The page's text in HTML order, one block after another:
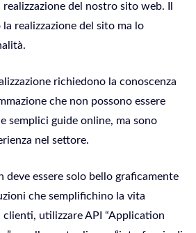
del nostro sito web. Il
realizzazione del sito ma lo
richiedono la conoscenza
che non possono essere
semplici guide online, ma sono
nel settore.
deve essere solo bello graficamente
che semplifichino la vita
clienti, utilizzare API “Application